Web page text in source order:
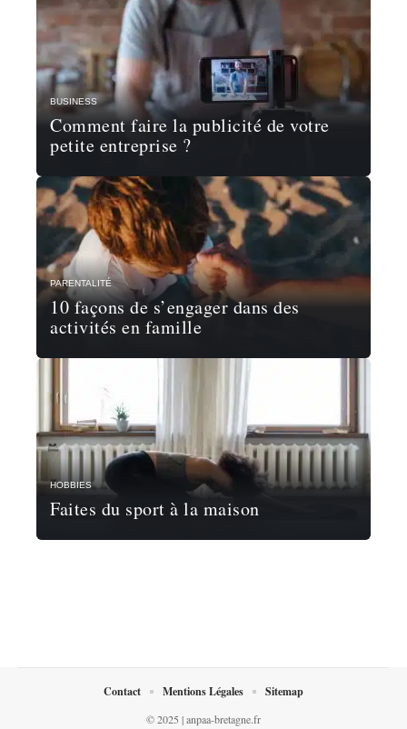
BUSINESS
Comment faire la publicité de votre
petite entreprise ?
PARENTALITÉ
10 façons de s’engager dans des
activités en famille
HOBBIES
Faites du sport à la maison
© 2025 | anpaa-bretagne.fr
Contact Mentions Légales Sitemap